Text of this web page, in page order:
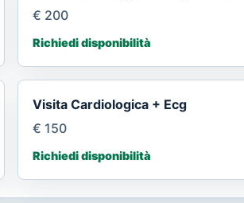
€ 200
Richiedi disponibilità
Visita Cardiologica + Ecg
€ 150
Richiedi disponibilità